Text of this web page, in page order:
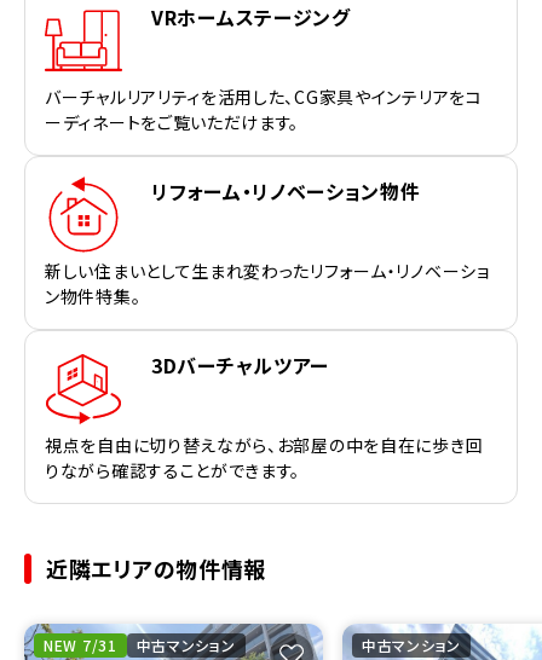
VRホームステージング
バーチャルリアリティを活用した、CG家具やインテリアをコ
ーディネートをご覧いただけます。
リフォーム・リノベーション物件
新しい住まいとして生まれ変わったリフォーム・リノベーショ
ン物件特集。
3Dバーチャルツアー
視点を自由に切り替えながら、お部屋の中を自在に歩き回
りながら確認することができます。
近隣エリアの物件情報
NEW 7/31 中古マンション 中古マンション